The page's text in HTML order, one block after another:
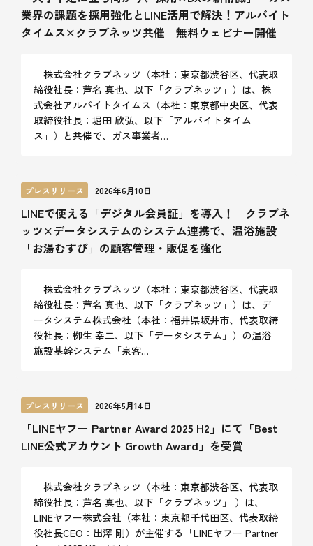
業界の課題を採用強化とLINE活用で解決！アルバイト
タイムス×クラブネッツ共催 無料ウェビナー開催
株式会社クラブネッツ（本社：東京都渋谷区、代表取
締役社長：芦名 真也、以下「クラブネッツ」）は、株
式会社アルバイトタイムス（本社：東京都中央区、代表
取締役社長：堀田 欣弘、以下「アルバイトタイム
ス」）と共催で、ガス事業者…
プレスリリース 2026年6月10日
LINEで使える「デジタル会員証」を導入！ クラブネ
ッツ×データシステムのシステム連携で、温浴施設
「お湯むすび」の顧客管理・販促を強化
株式会社クラブネッツ（本社：東京都渋谷区、代表取
締役社長：芦名 真也、以下「クラブネッツ」）は、デ
ータシステム株式会社（本社：福井県坂井市、代表取締
役社長：栁生 幸二、以下「データシステム」）の温浴
施設基幹システム「泉客…
プレスリリース 2026年5月14日
「LINEヤフー Partner Award 2025 H2」にて「Best
LINE公式アカウント Growth Award」を受賞
株式会社クラブネッツ（本社：東京都渋谷区、代表取
締役社長：芦名 真也、以下「クラブネッツ」 ）は、
LINEヤフー株式会社（本社：東京都千代田区、代表取締
役社長CEO：出澤 剛）が主催する「LINEヤフー Partner